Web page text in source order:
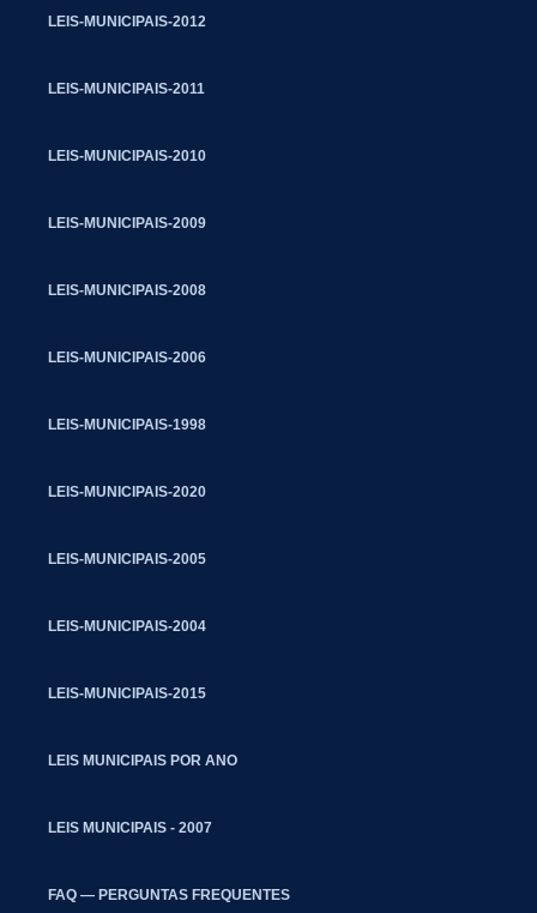
LEIS-MUNICIPAIS-2012
LEIS-MUNICIPAIS-2011
LEIS-MUNICIPAIS-2010
LEIS-MUNICIPAIS-2009
LEIS-MUNICIPAIS-2008
LEIS-MUNICIPAIS-2006
LEIS-MUNICIPAIS-1998
LEIS-MUNICIPAIS-2020
LEIS-MUNICIPAIS-2005
LEIS-MUNICIPAIS-2004
LEIS-MUNICIPAIS-2015
LEIS MUNICIPAIS POR ANO
LEIS MUNICIPAIS - 2007
FAQ — PERGUNTAS FREQUENTES